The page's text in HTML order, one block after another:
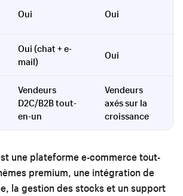
Oui Oui
Oui (chat + e-
mail)
Oui
Vendeurs
D2C/B2B tout-
en-un
Vendeurs
axés sur la
croissance
une plateforme e-commerce tout-
premium, une intégration de
la gestion des stocks et un support